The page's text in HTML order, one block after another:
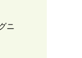
ニ